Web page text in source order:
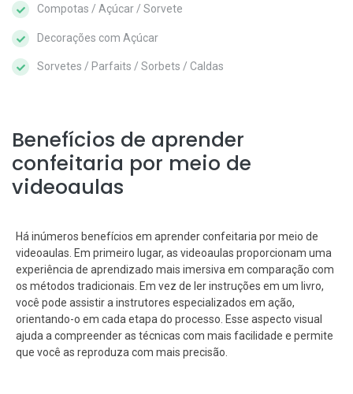
Compotas / Açúcar / Sorvete
Decorações com Açúcar
Sorvetes / Parfaits / Sorbets / Caldas
Benefícios de aprender
confeitaria por meio de
videoaulas
Há inúmeros benefícios em aprender confeitaria por meio de
videoaulas. Em primeiro lugar, as videoaulas proporcionam uma
experiência de aprendizado mais imersiva em comparação com
os métodos tradicionais. Em vez de ler instruções em um livro,
você pode assistir a instrutores especializados em ação,
orientando-o em cada etapa do processo. Esse aspecto visual
ajuda a compreender as técnicas com mais facilidade e permite
que você as reproduza com mais precisão.